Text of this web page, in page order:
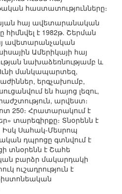
հաստատությունները։
հայ ավետարանական
է 1982թ. Շերման
ավետարանչական
Ամերիկայի հայ
նախաձեռնությամբ և
մանկապարտեզ,
երգչախումբ,
են հայոց լեզու,
արվեստ։
250։ Հրատարակում է
տարեգիրքը։ Տնօրենն է
Իսկ Սահակ-Մեսրոպ
դպրոցը գտնվում է
տնօրենն է Շահե
բարձր մակարդակի
ուշադրություն է